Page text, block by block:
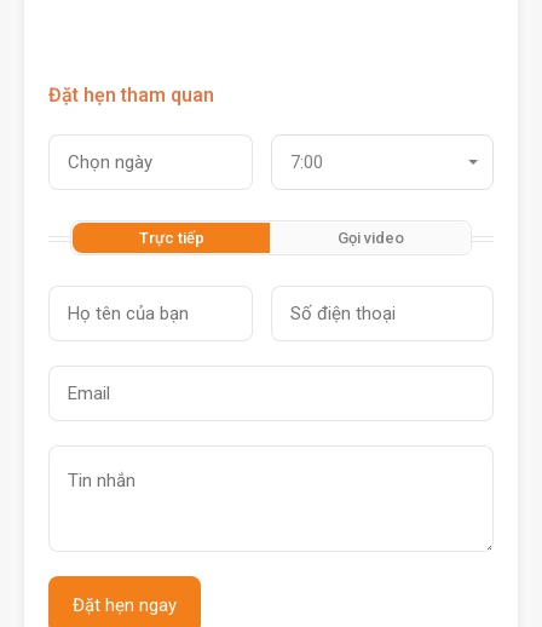
Đặt hẹn tham quan
7:00
Trực tiếp Gọi video